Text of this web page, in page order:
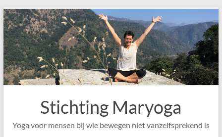
Ga
naar
de
inhoud
Stichting Maryoga
Yoga voor mensen bij wie bewegen niet vanzelfsprekend is